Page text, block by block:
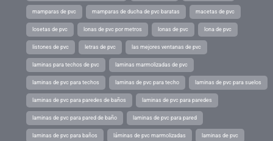
mamparas de pvc mamparas de ducha de pvc baratas macetas de pvc
losetas de pvc lonas de pvc por metros lonas de pvc lona de pvc
listones de pvc letras de pvc las mejores ventanas de pvc
laminas para techos de pvc laminas marmolizadas de pvc
laminas de pvc para techos laminas de pvc para techo laminas de pvc para suelos
laminas de pvc para paredes de baños laminas de pvc para paredes
laminas de pvc para pared de baño laminas de pvc para pared
laminas de pvc para baños láminas de pvc marmolizadas laminas de pvc